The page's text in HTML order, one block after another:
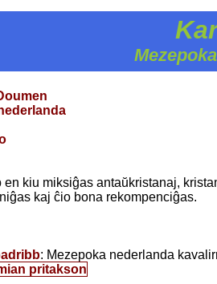
en kiu miksiĝas antaŭkristanaj,
kaj ĉio bona rekompenciĝas.
: Mezepoka nederlanda
pritakson